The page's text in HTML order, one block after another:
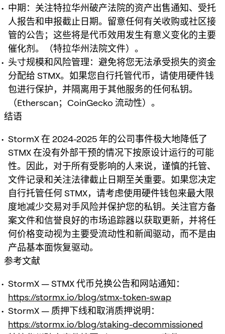
中期：关注特拉华州破产法院的资产出售通知、受托
人报告和申报截止日期。留意任何有关收购或社区接
管的公告；这些将是代币效用发生有意义变化的主要
催化剂。（特拉华州法院文件）。
头寸规模和风险管理：避免将您无法承受损失的资金
分配给 STMX。如果您自行托管代币，请使用硬件钱
包进行保护，并隔离用于其他服务的任何私钥。
（Etherscan；CoinGecko 流动性）。
结语
StormX 在 2024-2025 年的公司事件极大地降低了
STMX 在没有外部干预的情况下按原设计运行的可能
性。因此，对于所有受影响的人来说，谨慎的托管、
文件记录和关注法律截止日期至关重要。如果您决定
自行托管任何 STMX，请考虑使用硬件钱包来最大限
度地减少交易对手风险并保护您的私钥。关注官方备
案文件和信誉良好的市场追踪器以获取更新，并将任
何价格变动视为主要受流动性和新闻驱动，而不是由
产品基本面恢复驱动。
参考文献
StormX — STMX 代币兑换公告和网站通知：
https://stormx.io/blog/stmx-token-swap
StormX — 质押下线和取消质押说明：
https://stormx.io/blog/staking-decommissioned